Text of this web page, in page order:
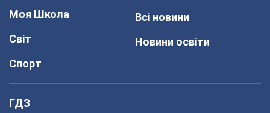
Моя Школа
Світ
Спорт
Всі новини
Новини освіти
ГДЗ